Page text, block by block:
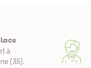
à
(35).